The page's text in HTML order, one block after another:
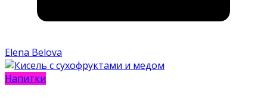
Elena Belova
Напитки